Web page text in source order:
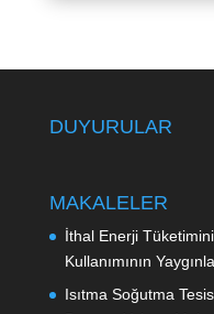
DUYURULAR
MAKALELER
İthal Enerji
Kullanımının
Isıtma Soğutma